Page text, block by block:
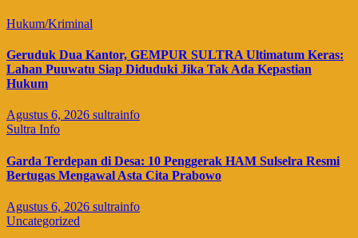
Hukum/Kriminal
Geruduk Dua Kantor, GEMPUR SULTRA Ultimatum Keras:
Lahan Puuwatu Siap Diduduki Jika Tak Ada Kepastian
Hukum
Agustus 6, 2026 sultrainfo
Sultra Info
Garda Terdepan di Desa: 10 Penggerak HAM Sulselra Resmi
Bertugas Mengawal Asta Cita Prabowo
Agustus 6, 2026 sultrainfo
Uncategorized